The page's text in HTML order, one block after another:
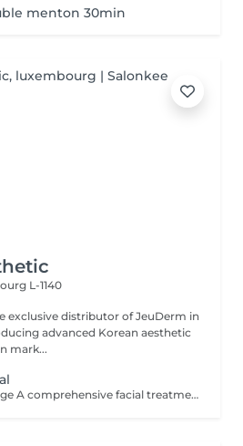
menton 30min
L-1140
exclusive distributor of JeuDerm in
advanced Korean aesthetic
mark...
(EN) Classic Facial Massage A comprehensive facial treatment combining classic massage techniques with a professional mask as the final step. The treatment is designed to relax facial muscles, improve microcirculation, support skin tone, and restore a feeling of freshness and comfort. The treatment is performed using professional JeuDerm skincare products. The finishing professional mask enhances the effects of the treatment, providing deep hydration, nourishment, and comfort for the skin. An ideal ritual for releasing facial tension, supporting skin recovery, improving overall skin condition, and maintaining natural beauty and radiance. Who is this treatment for? * Facial muscle tension; * Signs of fatigue and stress; * Loss of skin tone and firmness; * Skin requiring hydration and recovery; * Skin showing signs of fatigue; * Maintaining healthy and well-cared-for skin. Benefits after the treatment: * Relaxed facial muscles; * Fresher and more rested appearance; * Feeling of relaxation and lightness; * Hydrated and comfortable skin; * Support of skin tone; * Natural skin radiance. (FR) Massage facial classique Un soin complet associant les techniques classiques de massage du visage avec l'application d'un masque professionnel en étape finale. Le soin vise à détendre les muscles du visage, améliorer la microcirculation, maintenir le tonus cutané et restaurer une sensation de fraîcheur et de confort. Le soin est réalisé avec les produits professionnels JeuDerm. Le masque professionnel finalise le traitement en renforçant ses effets, en apportant une hydratation profonde, des soins nourrissants et un confort optimal à la peau. Un rituel idéal pour libérer les tensions, favoriser la récupération de la peau, améliorer son état général et préserver sa beauté naturelle et son éclat. À qui s'adresse ce soin ? * Tensions musculaires du visage ; * Signes de fatigue et de stress ; * Perte de tonicité et de fermeté de la peau ; * Peaux nécessitant hydratation et récupération ; * Peaux marquées par la fatigue ; * Entretien d'une peau saine et soignée. Résultats après le soin : * Muscles du visage détendus ; * Visage plus frais et reposé ; * Sensation de détente et de légèreté ; * Peau hydratée et confortable ; * Maintien du tonus cutané ; * Éclat naturel de la peau.